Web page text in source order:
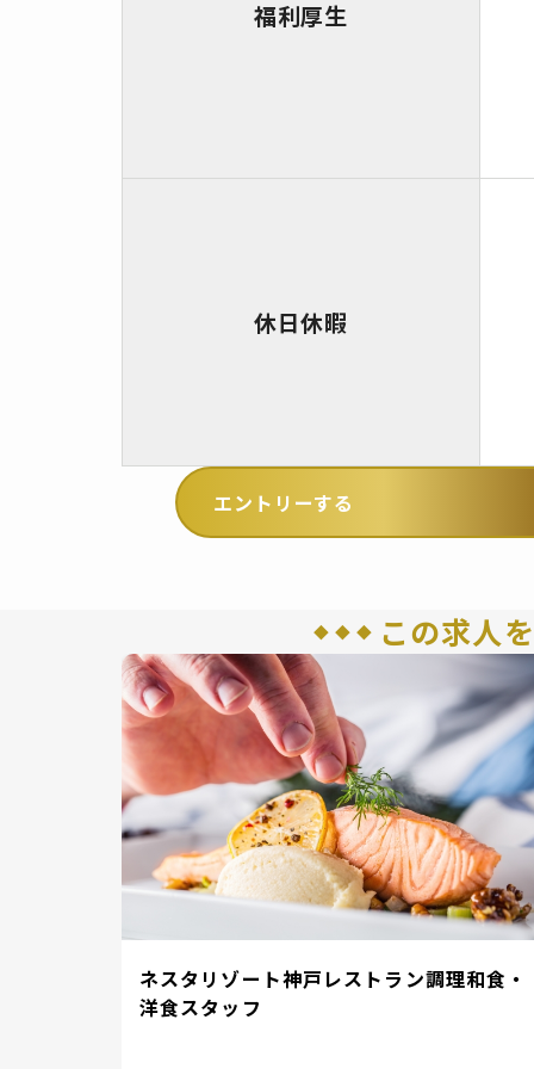
福利厚生
休日休暇
エントリーする
この求人
ネスタリゾート神戸レストラン調理和食・
洋食スタッフ